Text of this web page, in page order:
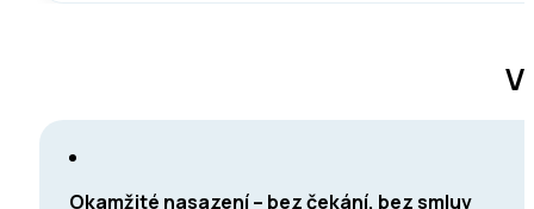
Okamžité nasazení – bez čekání, bez smluv